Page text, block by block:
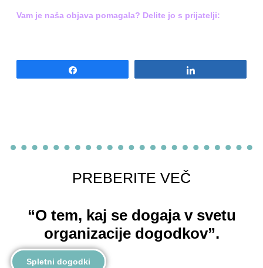
Vam je naša objava pomagala? Delite jo s prijatelji:
PREBERITE VEČ
“O tem, kaj se dogaja v svetu
organizacije dogodkov”.
Spletni dogodki